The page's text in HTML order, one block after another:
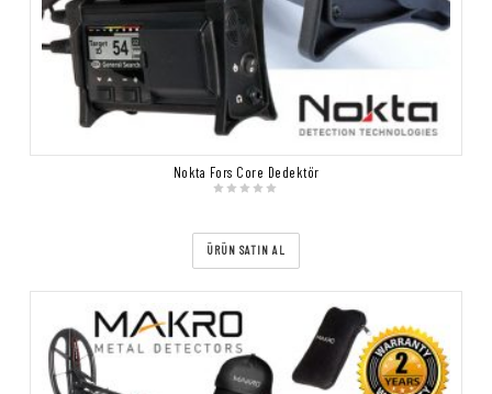
Nokta Fors Core Dedektör
ÜRÜN SATIN AL